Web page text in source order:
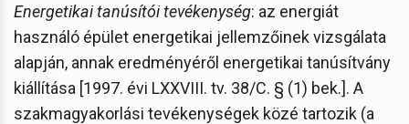
Energetikai tanúsítói tevékenység: az energiát
használó épület energetikai jellemzőinek vizsgálata
alapján, annak eredményéről energetikai tanúsítvány
kiállítása [1997. évi LXXVIII. tv. 38/C. § (1) bek.]. A
szakmagyakorlási tevékenységek közé tartozik (a